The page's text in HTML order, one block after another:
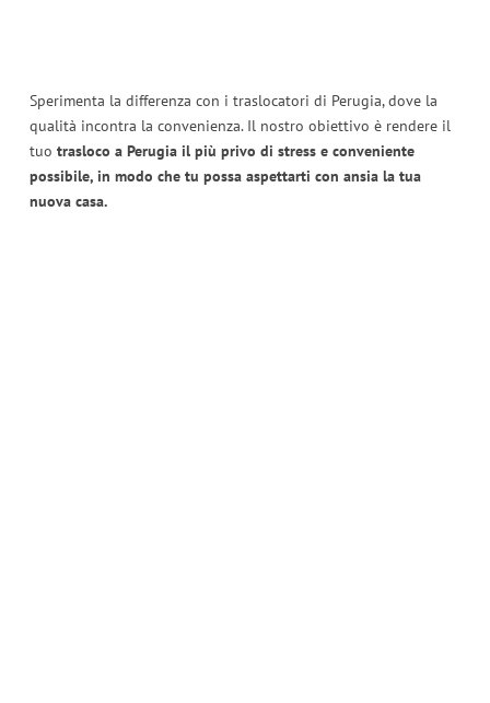
Sperimenta la differenza con i traslocatori di Perugia, dove la
qualità incontra la convenienza. Il nostro obiettivo è rendere il
tuo trasloco a Perugia il più privo di stress e conveniente
possibile, in modo che tu possa aspettarti con ansia la tua
nuova casa.